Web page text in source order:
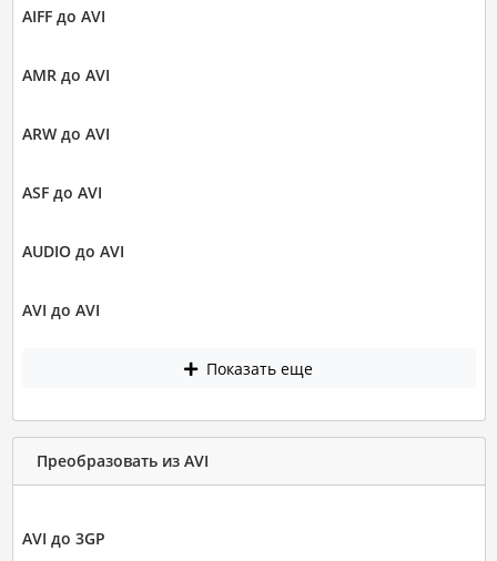
AIFF до AVI
AMR до AVI
ARW до AVI
ASF до AVI
AUDIO до AVI
AVI до AVI
Показать еще
Преобразовать из AVI
AVI до 3GP